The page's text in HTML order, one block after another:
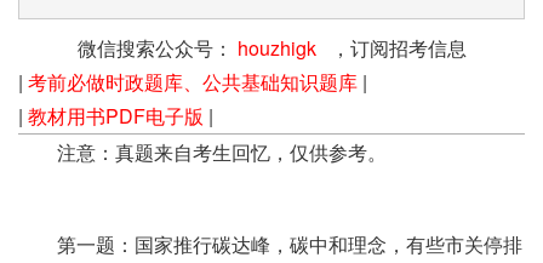
覆盖
微信搜索公众号： houzhigk，订阅招考信息
| 考前必做时政题库、公共基础知识题库 |
| 教材用书PDF电子版 |
注意：真题来自考生回忆，仅供参考。
第一题：国家推行碳达峰，碳中和理念，有些市关停排